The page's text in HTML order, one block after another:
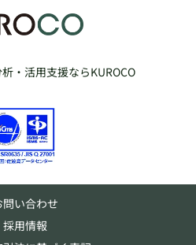
・活用支援ならKUROCO
問い合わせ
採用情報